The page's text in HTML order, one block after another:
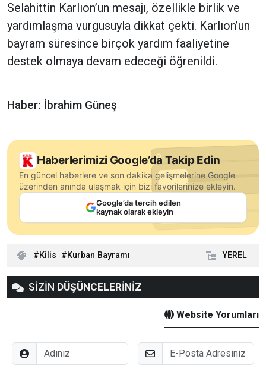
Selahittin Karlıon’un mesajı, özellikle birlik ve
yardımlaşma vurgusuyla dikkat çekti. Karlıon’un
bayram süresince birçok yardım faaliyetine
destek olmaya devam edeceği öğrenildi.
Haber: İbrahim Güneş
Haberlerimizi Google’da Takip Edin
En güncel haberlere ve son dakika gelişmelerine Google
üzerinden anında ulaşmak için bizi favorilerinize ekleyin.
Google’da tercih edilen
kaynak olarak ekleyin
Kilis Kurban Bayramı YEREL
SİZİN DÜŞÜNCELERİNİZ
Website Yorumları
Adınız E-Posta